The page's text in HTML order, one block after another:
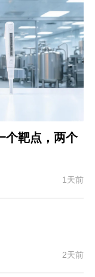
个靶点，两个
1天前
2天前